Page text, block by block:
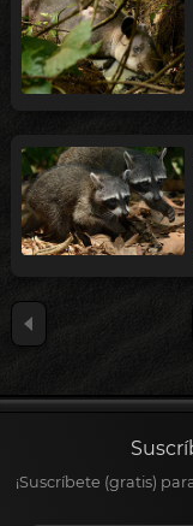
¡Suscríbete (gratis)